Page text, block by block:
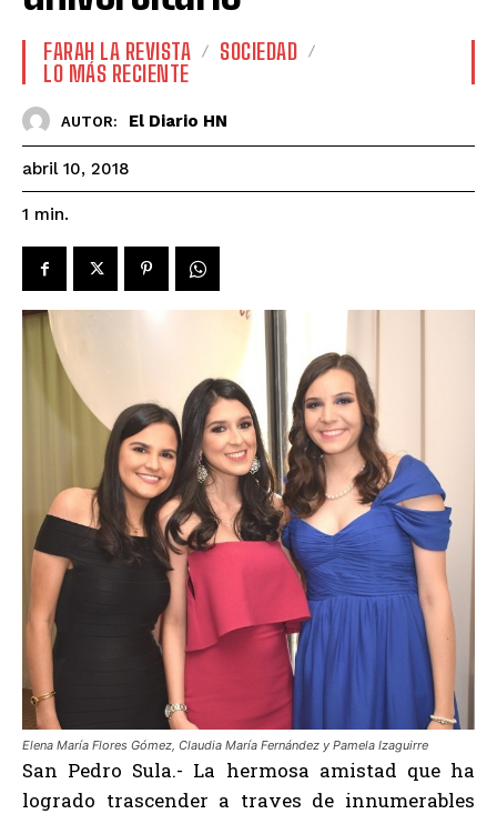
FARAH LA REVISTA
SOCIEDAD
LO MÁS RECIENTE
AUTOR: El Diario HN
abril 10, 2018
1 min.
Elena María Flores Gómez, Claudia María Fernández y Pamela Izaguirre
San Pedro Sula.- La hermosa amistad que ha
logrado trascender a traves de innumerables